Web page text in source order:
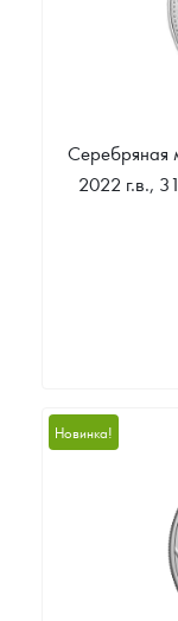
Серебряная
2022 г.в.,
Новинка!